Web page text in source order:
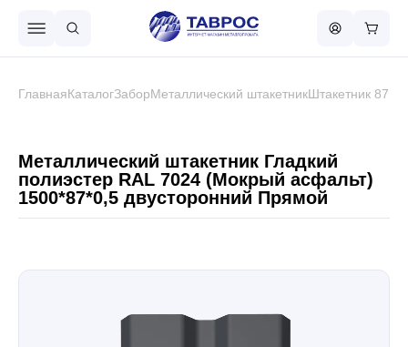
Металлочерепица
Чёрный металлопрокат
ГлавнаяКаталогЗаборМеталлический штакетникШтакетник 87
Металлический штакетник Гладкий
полиэстер RAL 7024 (Мокрый асфальт)
1500*87*0,5 двусторонний Прямой